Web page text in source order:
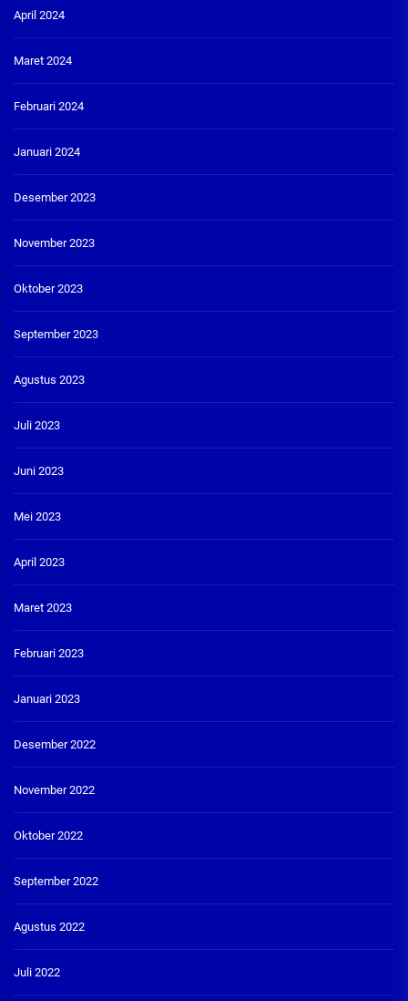
April 2024
Maret 2024
Februari 2024
Januari 2024
Desember 2023
November 2023
Oktober 2023
September 2023
Agustus 2023
Juli 2023
Juni 2023
Mei 2023
April 2023
Maret 2023
Februari 2023
Januari 2023
Desember 2022
November 2022
Oktober 2022
September 2022
Agustus 2022
Juli 2022